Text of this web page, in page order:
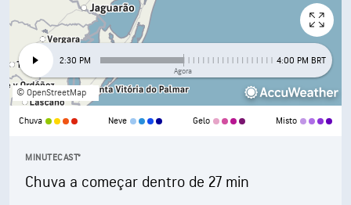
2:30 PM
Agora
4:00 PM BRT
© OpenStreetMap
Chuva Neve Gelo Misto
MINUTECAST®
Chuva a começar dentro de 27 min